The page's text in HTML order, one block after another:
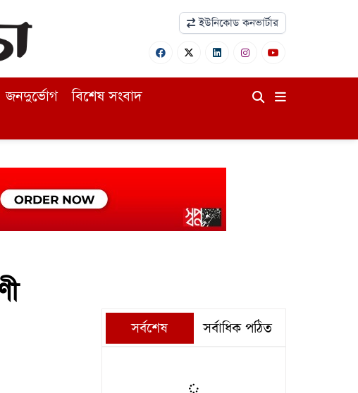
ইউনিকোড কনভার্টার
জনদুর্ভোগ
বিশেষ সংবাদ
সর্বশেষ সর্বাধিক পঠিত